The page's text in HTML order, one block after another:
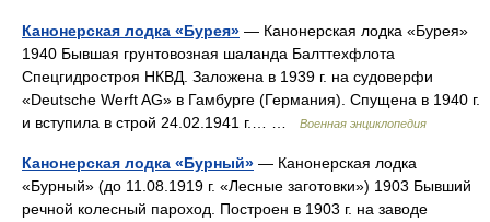
Канонерская лодка «Бурея» — Канонерская лодка «Бурея»
1940 Бывшая грунтовозная шаланда Балттехфлота
Спецгидростроя НКВД. Заложена в 1939 г. на судоверфи
«Deutsche Werft AG» в Гамбурге (Германия). Спущена в 1940 г.
и вступила в строй 24.02.1941 г.… …
Военная энциклопедия
Канонерская лодка «Бурный» — Канонерская лодка
«Бурный» (до 11.08.1919 г. «Лесные заготовки») 1903 Бывший
речной колесный пароход. Построен в 1903 г. на заводе